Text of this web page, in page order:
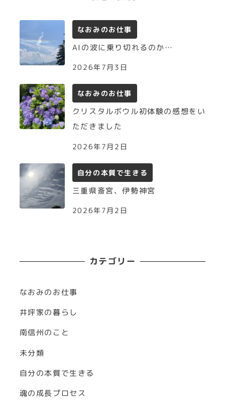
なおみのお仕事
AIの波に乗り切れるのか…
2026年7月3日
なおみのお仕事
クリスタルボウル初体験の感想をい
ただきました
2026年7月2日
自分の本質で生きる
三重県斎宮、伊勢神宮
2026年7月2日
カテゴリー
なおみのお仕事
井坪家の暮らし
南信州のこと
未分類
自分の本質で生きる
魂の成長プロセス